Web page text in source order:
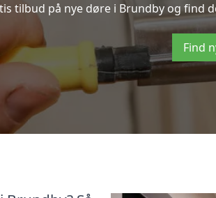
tilbud på nye døre i Brundby og find
Find